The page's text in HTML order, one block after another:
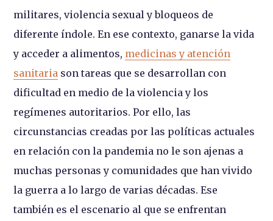
militares, violencia sexual y bloqueos de
diferente índole. En ese contexto, ganarse la vida
y acceder a alimentos, medicinas y atención
sanitaria son tareas que se desarrollan con
dificultad en medio de la violencia y los
regímenes autoritarios. Por ello, las
circunstancias creadas por las políticas actuales
en relación con la pandemia no le son ajenas a
muchas personas y comunidades que han vivido
la guerra a lo largo de varias décadas. Ese
también es el escenario al que se enfrentan